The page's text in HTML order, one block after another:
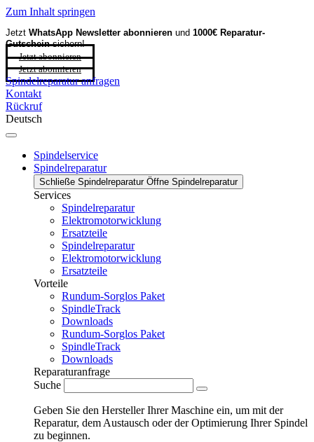
Zum Inhalt springen
Jetzt WhatsApp Newsletter abonnieren und 1000€ Reparatur-
Gutscheinsichern!
Jetzt abonnieren
Jetzt abonnieren
Spindelreparatur anfragen
Kontakt
Rückruf
Deutsch
Spindelservice
Spindelreparatur
Schließe Spindelreparatur Öffne Spindelreparatur
Services
Spindelreparatur
Elektromotorwicklung
Ersatzteile
Spindelreparatur
Elektromotorwicklung
Ersatzteile
Vorteile
Rundum-Sorglos Paket
SpindleTrack
Downloads
Rundum-Sorglos Paket
SpindleTrack
Downloads
Reparaturanfrage
Suche
Geben Sie den Hersteller Ihrer Maschine ein, um mit der
Reparatur, dem Austausch oder der Optimierung Ihrer Spindel
zu beginnen.